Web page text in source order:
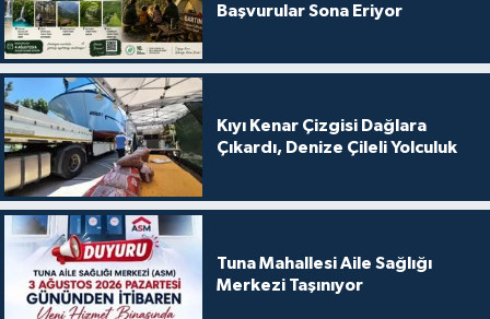
Başvurular Sona Eriyor
Kıyı Kenar Çizgisi Dağlara
Çıkardı, Denize Çileli Yolculuk
Tuna Mahallesi Aile Sağlığı
Merkezi Taşınıyor